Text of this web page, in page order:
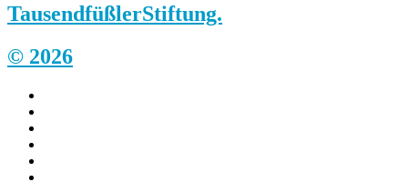
TausendfüßlerStiftung.
© 2026